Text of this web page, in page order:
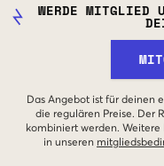
WERDE MITGLIED
Das Angebot ist für deinen
die regulären Preise. Der
kombiniert werden.
in unseren